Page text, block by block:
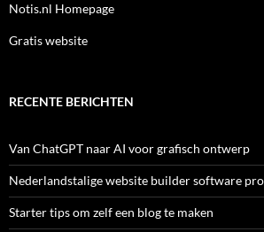
Notis.nl Homepage
Gratis website
RECENTE BERICHTEN
Van ChatGPT naar AI voor grafisch ontwerp
Nederlandstalige website builder software
Starter tips om zelf een blog te maken